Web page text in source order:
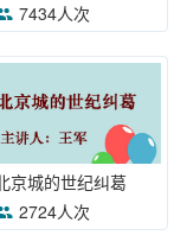
7434人次
京城的世纪纠葛
2724人次